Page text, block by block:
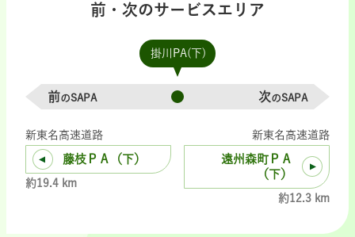
前・次のサービスエリア
掛川PA(下)
前のSAPA 次のSAPA
新東名高速道路
藤枝ＰＡ（下）
約19.4 km
新東名高速道路
遠州森町ＰＡ
（下）
約12.3 km